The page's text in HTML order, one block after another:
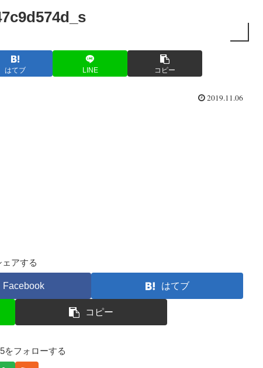
はてブ LINE コピー
2019.11.06
ェアする
Facebook はてブ
コピー
をフォローする